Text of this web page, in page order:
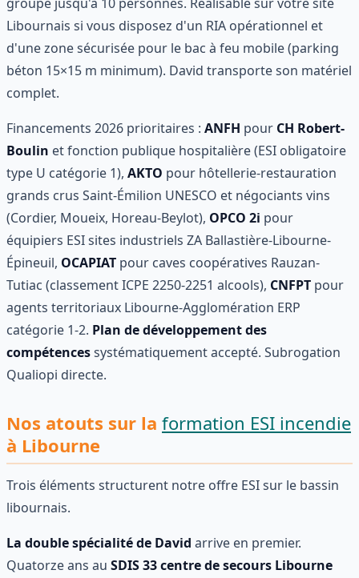
Libournais si vous disposez d'un RIA opérationnel et
d'une zone sécurisée pour le bac à feu mobile (parking
béton 15×15 m minimum). David transporte son matériel
complet.
Financements 2026 prioritaires : ANFH pour CH Robert-
Boulin et fonction publique hospitalière (ESI obligatoire
type U catégorie 1), AKTO pour hôtellerie-restauration
grands crus Saint-Émilion UNESCO et négociants vins
(Cordier, Moueix, Horeau-Beylot), OPCO 2i pour
équipiers ESI sites industriels ZA Ballastière-Libourne-
Épineuil, OCAPIAT pour caves coopératives Rauzan-
Tutiac (classement ICPE 2250-2251 alcools), CNFPT pour
agents territoriaux Libourne-Agglomération ERP
catégorie 1-2. Plan de développement des
compétencessystématiquement accepté. Subrogation
Qualiopi directe.
Nos atouts sur la formation ESI incendie
à Libourne
Trois éléments structurent notre offre ESI sur le bassin
libournais.
La double spécialité de David arrive en premier.
Quatorze ans au SDIS 33 centre de secours Libourne